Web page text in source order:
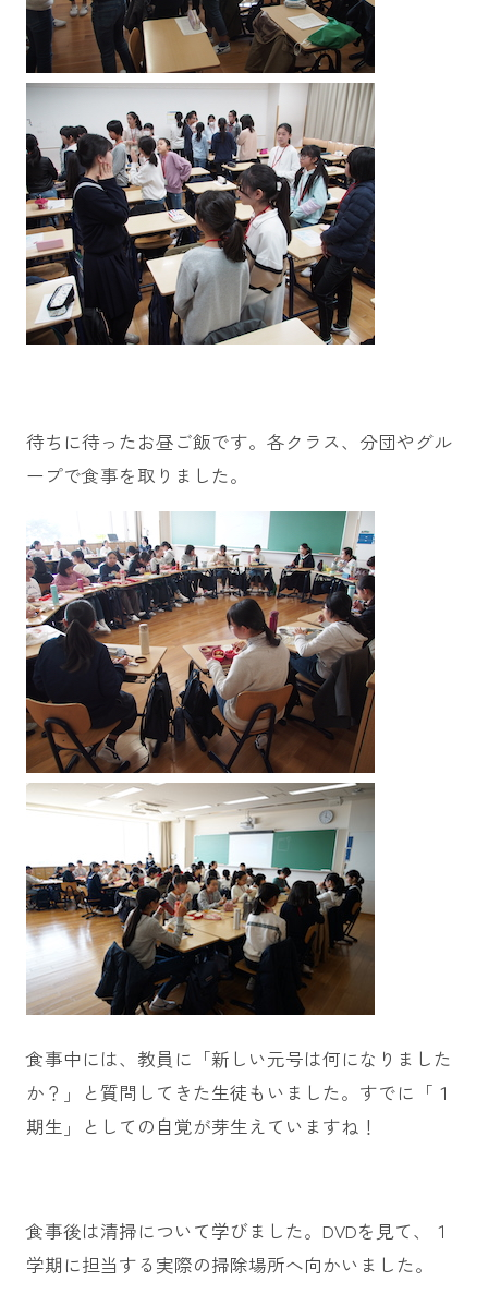
待ちに待ったお昼ご飯です。各クラス、分団やグル
ープで食事を取りました。
食事中には、教員に「新しい元号は何になりました
か？」と質問してきた生徒もいました。すでに「１
期生」としての自覚が芽生えていますね！
食事後は清掃について学びました。DVDを見て、１
学期に担当する実際の掃除場所へ向かいました。